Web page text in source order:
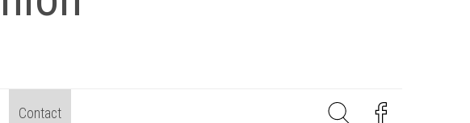
Contact